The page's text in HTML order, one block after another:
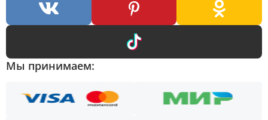
Мы принимаем: